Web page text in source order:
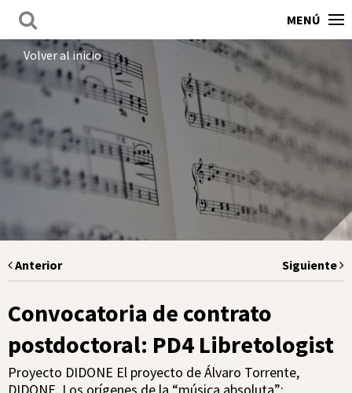
MENÚ
Volver al inicio
Anterior Siguiente
Convocatoria de contrato
postdoctoral: PD4 Libretologist
Proyecto DIDONE El proyecto de Álvaro Torrente,